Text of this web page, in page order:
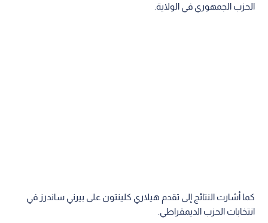
الحزب الجمهوري في الولاية.
كما أشارت النتائج إلى تقدم هيلاري كلينتون على بيرني ساندرز في
انتخابات الحزب الديمقراطي.